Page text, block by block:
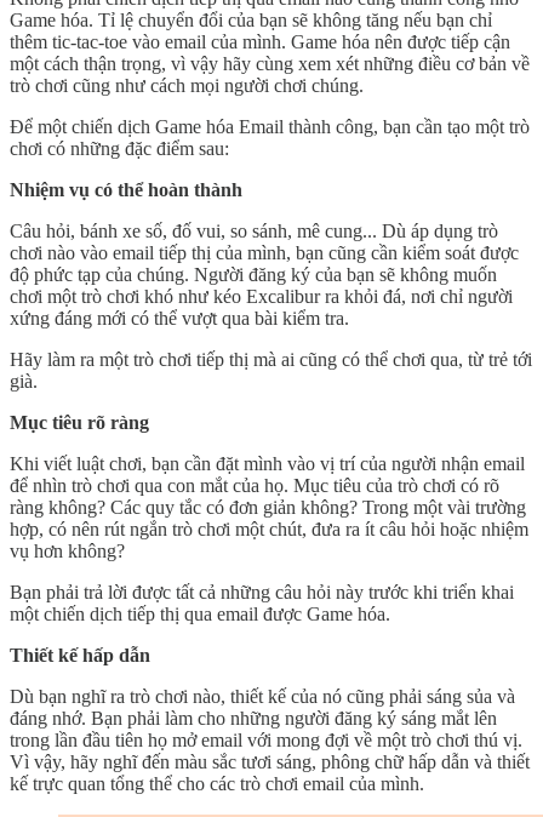
Game hóa. Tỉ lệ chuyển đổi của bạn sẽ không tăng nếu bạn chỉ
thêm tic-tac-toe vào email của mình. Game hóa nên được tiếp cận
một cách thận trọng, vì vậy hãy cùng xem xét những điều cơ bản về
trò chơi cũng như cách mọi người chơi chúng.
Để một chiến dịch Game hóa Email thành công, bạn cần tạo một trò
chơi có những đặc điểm sau:
Nhiệm vụ có thể hoàn thành
Câu hỏi, bánh xe số, đố vui, so sánh, mê cung... Dù áp dụng trò
chơi nào vào email tiếp thị của mình, bạn cũng cần kiểm soát được
độ phức tạp của chúng. Người đăng ký của bạn sẽ không muốn
chơi một trò chơi khó như kéo Excalibur ra khỏi đá, nơi chỉ người
xứng đáng mới có thể vượt qua bài kiểm tra.
Hãy làm ra một trò chơi tiếp thị mà ai cũng có thể chơi qua, từ trẻ tới
già.
Mục tiêu rõ ràng
Khi viết luật chơi, bạn cần đặt mình vào vị trí của người nhận email
để nhìn trò chơi qua con mắt của họ. Mục tiêu của trò chơi có rõ
ràng không? Các quy tắc có đơn giản không? Trong một vài trường
hợp, có nên rút ngắn trò chơi một chút, đưa ra ít câu hỏi hoặc nhiệm
vụ hơn không?
Bạn phải trả lời được tất cả những câu hỏi này trước khi triển khai
một chiến dịch tiếp thị qua email được Game hóa.
Thiết kế hấp dẫn
Dù bạn nghĩ ra trò chơi nào, thiết kế của nó cũng phải sáng sủa và
đáng nhớ. Bạn phải làm cho những người đăng ký sáng mắt lên
trong lần đầu tiên họ mở email với mong đợi về một trò chơi thú vị.
Vì vậy, hãy nghĩ đến màu sắc tươi sáng, phông chữ hấp dẫn và thiết
kế trực quan tổng thể cho các trò chơi email của mình.